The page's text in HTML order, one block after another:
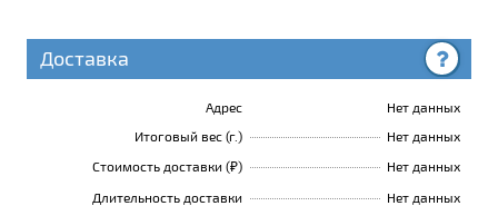
Доставка
Адрес
Нет данных
Итоговый вес (г.)
Нет данных
Стоимость доставки (₽)
Нет данных
Длительность доставки
Нет данных